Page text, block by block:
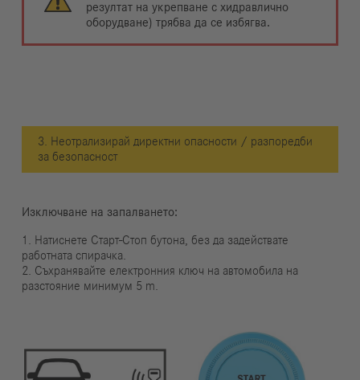
резултат на укрепване с хидравлично
оборудване) трябва да се избягва.
3. Неотрализирай директни опасности / разпоредби
за безопасност
Изключване на запалването:
1. Натиснете Старт-Стоп бутона, без да задействате
работната спирачка.
2. Съхранявайте електронния ключ на автомобила на
разстояние минимум 5 m.